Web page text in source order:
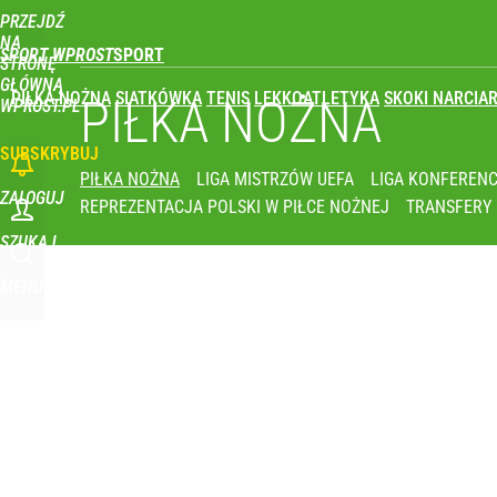
PRZEJDŹ
NA
STRONĘ
GŁÓWNĄ
WPROST.PL
SPORT WPROST
PIŁKA NOŻNA SIATKÓWKA TENIS LEKKOATLETYKA SKOKI
SUBSKRYBUJ
ZALOGUJ
SZUKAJ
Świetne wieści dla kibiców sportu w Polsce!
dodaj
PIŁKA NOŻNA
PIŁKA NOŻNA LIGA MISTRZÓW UEFA LIGA
REPREZENTACJA POLSKI W PIŁCE NOŻNEJ
TRANSFERY